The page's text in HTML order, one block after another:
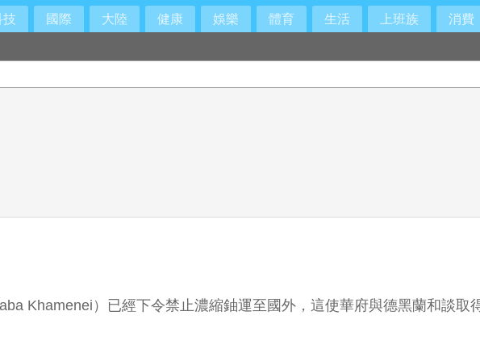
技 國際 大陸 健康 娛樂 體育 生活 上班族 消費
Khamenei）已經下令禁止濃縮鈾運至國外，這使華府與德黑蘭和談取